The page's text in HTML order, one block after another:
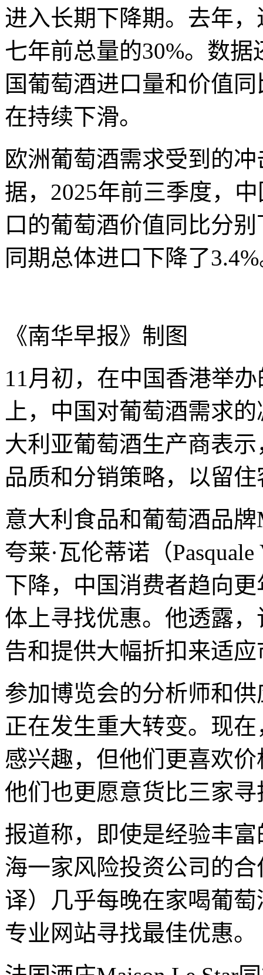
进入长期下降期。去年
七年前总量的30%。数
国葡萄酒进口量和价值
在持续下滑。
欧洲葡萄酒需求受到的
据，2025年前三季度，
口的葡萄酒价值同比分别
同期总体进口下降了
《南华早报》制图
11月初，在中国香港举
上，中国对葡萄酒需求
大利亚葡萄酒生产商表
品质和分销策略，以留
意大利食品和葡萄酒品
夸莱·瓦伦蒂诺（
下降，中国消费者趋向
体上寻找优惠。他透露
告和提供大幅折扣来适应
参加博览会的分析师和
正在发生重大转变。现
感兴趣，但他们更喜欢
他们也更愿意货比三家
报道称，即使是经验丰
海一家风险投资公司的
译）几乎每晚在家喝葡
专业网站寻找最佳优惠。